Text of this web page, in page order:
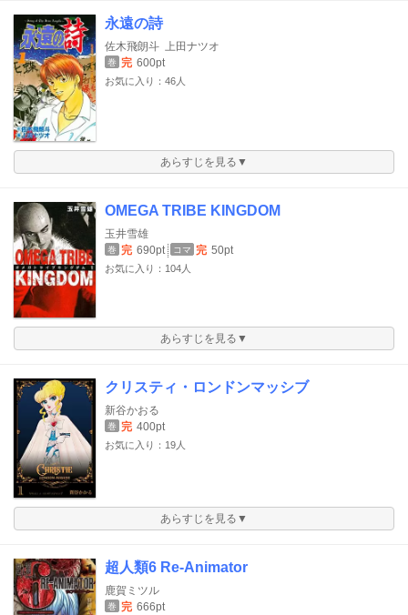
永遠の詩
佐木飛朗斗 上田ナツオ
巻 完 600pt
お気に入り：46人
あらすじを見る▼
OMEGA TRIBE KINGDOM
玉井雪雄
巻 完 690pt コマ 完 50pt
お気に入り：104人
あらすじを見る▼
クリスティ・ロンドンマッシブ
新谷かおる
巻 完 400pt
お気に入り：19人
あらすじを見る▼
超人類6 Re-Animator
鹿賀ミツル
巻 完 666pt